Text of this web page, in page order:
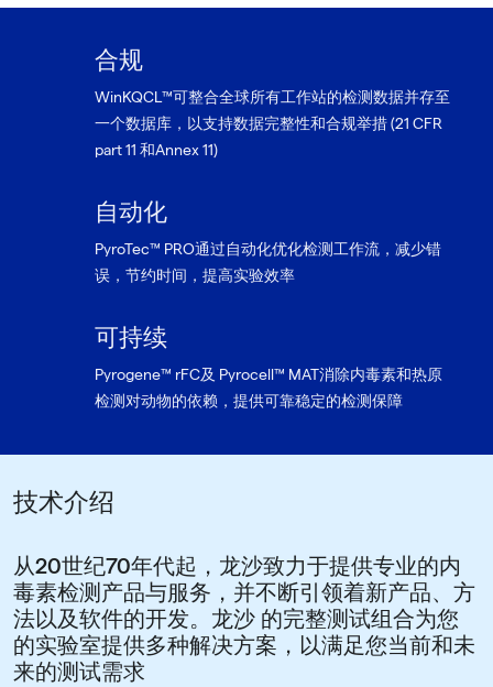
合规
WinKQCL™可整合全球所有工作站的检测数据并存至
一个数据库，以支持数据完整性和合规举措 (21 CFR
part 11 和Annex 11)
自动化
PyroTec™ PRO通过自动化优化检测工作流，减少错
误，节约时间，提高实验效率
可持续
Pyrogene™ rFC及 Pyrocell™ MAT消除内毒素和热原
检测对动物的依赖，提供可靠稳定的检测保障
技术介绍
从20世纪70年代起，龙沙致力于提供专业的内
毒素检测产品与服务，并不断引领着新产品、方
法以及软件的开发。龙沙 的完整测试组合为您
的实验室提供多种解决方案，以满足您当前和未
来的测试需求